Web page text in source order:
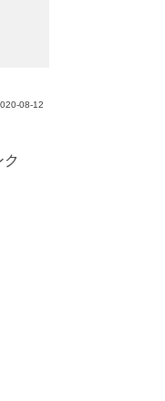
08-12